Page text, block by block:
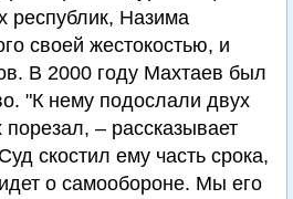
республик, Назима
своей жестокостью, и
В 2000 году Махтаев был
"К нему подослали двух
– рассказывает
скостил ему часть срока,
о самообороне. Мы его